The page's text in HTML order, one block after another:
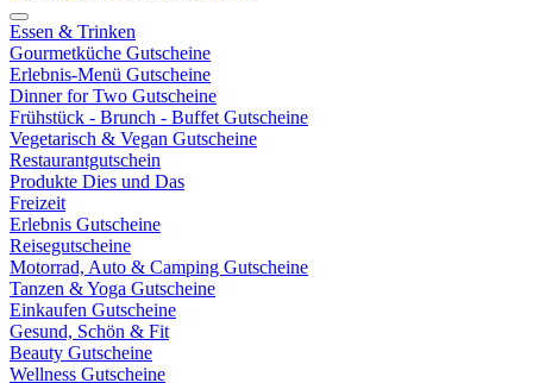
Essen & Trinken
Gourmetküche Gutscheine
Erlebnis-Menü Gutscheine
Dinner for Two Gutscheine
Frühstück - Brunch - Buffet Gutscheine
Vegetarisch & Vegan Gutscheine
Restaurantgutschein
Produkte Dies und Das
Freizeit
Erlebnis Gutscheine
Reisegutscheine
Motorrad, Auto & Camping Gutscheine
Tanzen & Yoga Gutscheine
Einkaufen Gutscheine
Gesund, Schön & Fit
Beauty Gutscheine
Wellness Gutscheine